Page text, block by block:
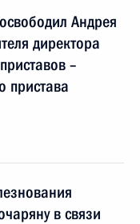
Андрея
директора
–
пристава
в связи